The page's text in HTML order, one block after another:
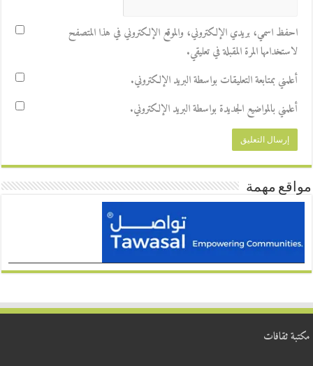
احفظ اسمي، بريدي الإلكتروني، والموقع الإلكتروني في هذا المتصفح
لاستخدامها المرة المقبلة في تعليقي.
أعلمني بمتابعة التعليقات بواسطة البريد الإلكتروني.
أعلمني بالمواضيع الجديدة بواسطة البريد الإلكتروني.
مواقع مهمة
مكتبة ثقافات